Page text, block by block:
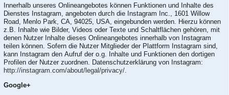
Innerhalb unseres Onlineangebotes können Funktionen und Inhalte des
Dienstes Instagram, angeboten durch die Instagram Inc., 1601 Willow
Road, Menlo Park, CA, 94025, USA, eingebunden werden. Hierzu können
z.B. Inhalte wie Bilder, Videos oder Texte und Schaltflächen gehören, mit
denen Nutzer Inhalte dieses Onlineangebotes innerhalb von Instagram
teilen können. Sofern die Nutzer Mitglieder der Plattform Instagram sind,
kann Instagram den Aufruf der o.g. Inhalte und Funktionen den dortigen
Profilen der Nutzer zuordnen. Datenschutzerklärung von Instagram:
http://instagram.com/about/legal/privacy/
Google+